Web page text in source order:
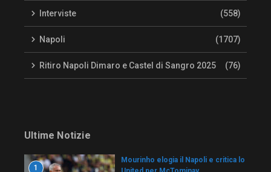
Interviste (558)
Napoli (1707)
Ritiro Napoli Dimaro e Castel di Sangro 2025 (76)
Ultime Notizie
1
Mourinho elogia il Napoli e critica lo